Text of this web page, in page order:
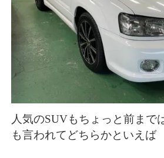
人気のSUVもちょっと前まで
も言われてどちらかといえば